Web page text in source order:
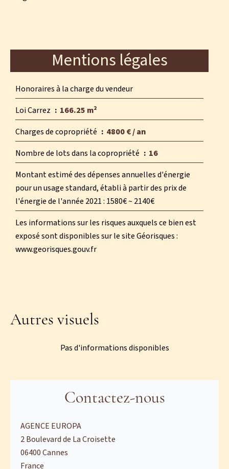
Mentions légales
Honoraires à la charge du vendeur
Loi Carrez
166.25 m²
Charges de copropriété
4800 € / an
Nombre de lots dans la copropriété
16
Montant estimé des dépenses annuelles d'énergie
pour un usage standard, établi à partir des prix de
l'énergie de l'année 2021 : 1580€ ~ 2140€
Les informations sur les risques auxquels ce bien est
exposé sont disponibles sur le site Géorisques :
www.georisques.gouv.fr
Autres visuels
Pas d'informations disponibles
Contactez-nous
AGENCE EUROPA
2 Boulevard de La Croisette
06400Cannes
France